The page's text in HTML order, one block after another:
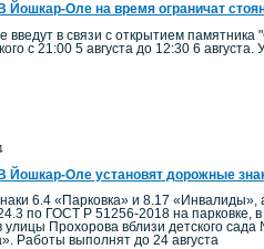
В Йошкар-Оле на время ограничат
введут в связи с открытием
с 21:00 5 августа до 12:30 6
В Йошкар-Оле установят дорожные
6.4 «Парковка» и 8.17 «Инвалиды»,
по ГОСТ Р 51256-2018 на парковке,
Прохорова вблизи детского
Работы выполнят до 24 августа